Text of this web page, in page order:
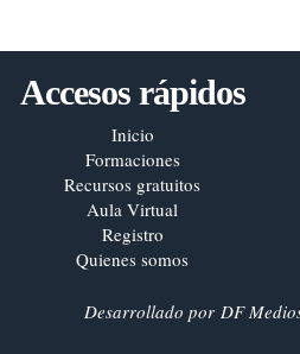
Accesos rápidos
Inicio
Formaciones
Recursos gratuitos
Aula Virtual
Registro
Quienes somos
Desarrollado por DF